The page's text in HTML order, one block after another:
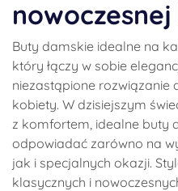
Buty damskie idealne na
który łączy w sobie
niezastąpione rozwiązanie
kobiety. W dzisiejszym
z komfortem, idealne buty
odpowiadać zarówno na
jak i specjalnych okazji.
klasycznych i